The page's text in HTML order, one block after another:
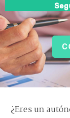
¿Eres un